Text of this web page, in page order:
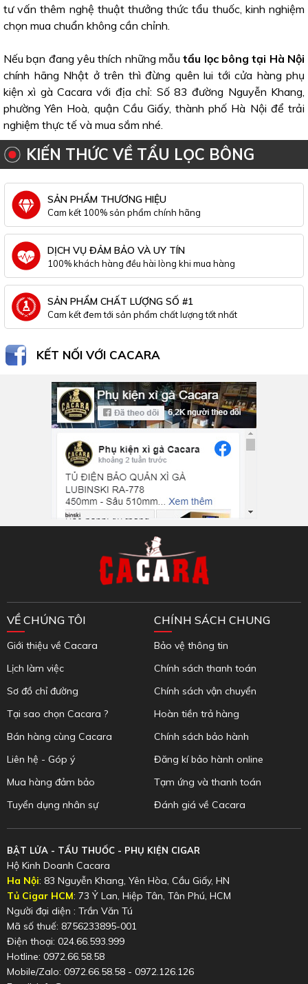
tư vấn thêm nghệ thuật thưởng thức tẩu thuốc, kinh nghiệm
chọn mua chuẩn không cần chỉnh.
Nếu bạn đang yêu thích những mẫutẩu lọc bông tại Hà Nội
chính hãng Nhật ở trên thì đừng quên lui tới cửa hàng phụ
kiện xì gà Cacara với địa chỉ: Số 83 đường Nguyễn Khang,
phường Yên Hoà, quận Cầu Giấy, thành phố Hà Nội để trải
nghiệm thực tế và mua sắm nhé.
KIẾN THỨC VỀ TẨU LỌC BÔNG
SẢN PHẨM THƯƠNG HIỆU
Cam kết 100% sản phẩm chính hãng
DỊCH VỤ ĐẢM BẢO VÀ UY TÍN
100% khách hàng đều hài lòng khi mua hàng
SẢN PHẨM CHẤT LƯỢNG SỐ #1
Cam kết đem tới sản phẩm chất lượng tốt nhất
KẾT NỐI VỚI CACARA
VỀ CHÚNG TÔI
Giới thiệu về Cacara
Lịch làm việc
Sơ đồ chỉ đường
Tại sao chọn Cacara ?
Bán hàng cùng Cacara
Liên hệ - Góp ý
Mua hàng đảm bảo
Tuyển dụng nhân sự
CHÍNH SÁCH CHUNG
Bảo vệ thông tin
Chính sách thanh toán
Chính sách vận chuyển
Hoàn tiền trả hàng
Chính sách bảo hành
Đăng kí bảo hành online
Tạm ứng và thanh toán
Đánh giá về Cacara
BẬT LỬA - TẨU THUỐC - PHỤ KIỆN CIGAR
Hộ Kinh Doanh Cacara
Ha Nội: 83 Nguyễn Khang, Yên Hòa, Cầu Giấy, HN
Tủ Cigar HCM: 73 Ỷ Lan, Hiệp Tân, Tân Phú, HCM
Người đại diện : Trần Văn Tú
Mã số thuế: 8756233895-001
Điện thoại: 024.66.593.999
Hotline: 0972.66.58.58
Mobile/Zalo: 0972.66.58.58 - 0972.126.126